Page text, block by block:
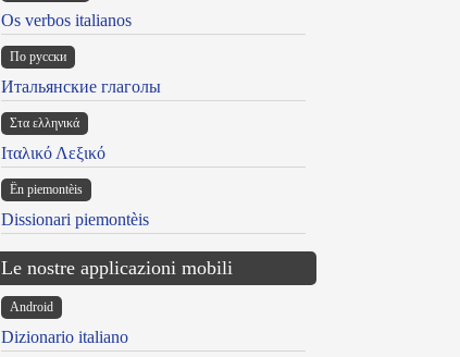
Os verbos italianos
По русски
Итальянские глаголы
Στα ελληνικά
Ιταλικό Λεξικό
Ën piemontèis
Dissionari piemontèis
Le nostre applicazioni mobili
Android
Dizionario italiano